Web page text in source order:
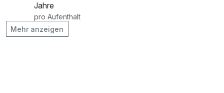
Jahre
pro Aufenthalt
Mehr anzeigen